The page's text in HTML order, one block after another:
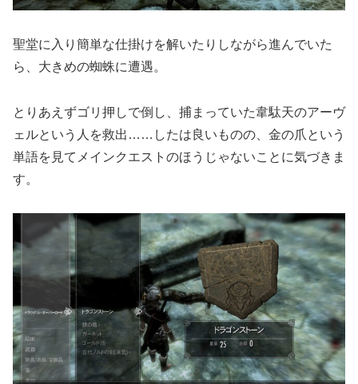
聖堂に入り簡単な仕掛けを解いたりしながら進んでいた
ら、大きめの蜘蛛に遭遇。
とりあえずゴリ押しで倒し、捕まっていた韋駄天のアーヴ
ェルという人を救出……したは良いものの、金の爪という
単語を見てメインクエストのほうじゃないことに気づきま
す。